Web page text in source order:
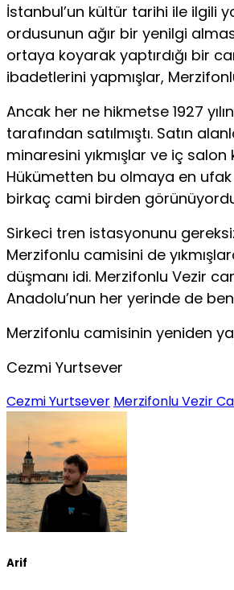
İstanbul’un kültür tarihi ile ilgili
ordusunun ağır bir yenilgi
ortaya koyarak yaptırdığı bir
ibadetlerini yapmışlar,
Ancak her ne hikmetse 1927
tarafından satılmıştı. Satın
minaresini yıkmışlar ve iç
Hükümetten bu olmaya en ufak
birkaç cami birden görünüyordu.
Sirkeci tren istasyonunu
Merzifonlu camisini de
düşmanı idi. Merzifonlu Vezir
Anadolu’nun her yerinde de
Merzifonlu camisinin yeniden
Cezmi Yurtsever
Cezmi Yurtsever Merzifonlu Vezir
Arif